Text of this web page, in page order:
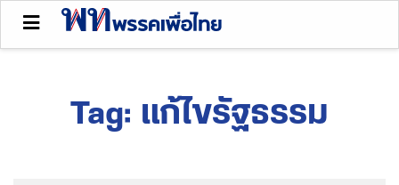
Tag: แก้ไขรัฐธรรม